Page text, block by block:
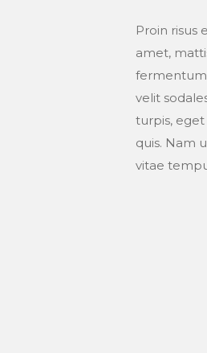
Proin risus
amet,
fermentum
velit
turpis,
quis. Nam
vitae